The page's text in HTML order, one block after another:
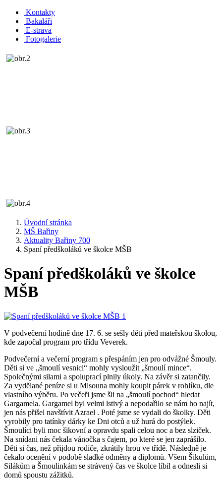
Kontakty
Bakaláři
E-strava
Fotogalerie
Úvodní stránka
MŠ Bařiny
Aktuality Bařiny 700
Spaní předškoláků ve školce MŠB
Spaní předškoláků ve školce
MŠB
V podvečerní hodině dne 17. 6. se sešly děti před mateřskou školou,
kde započal program pro třídu Veverek.
Podvečerní a večerní program s přespáním jen pro odvážné Šmouly.
Děti si ve „šmoulí vesnici“ mohly vysloužit „šmoulí mince“.
Společnými silami a spoluprací plnily úkoly. Na závěr si zatančily.
Za vydělané peníze si u Mlsouna mohly koupit párek v rohlíku, dle
vlastního výběru. Po večeři jsme šli na „šmoulí pochod“ hledat
Gargamela. Gargamel byl velmi lstivý a nepodařilo se nám ho najít,
jen nás přišel navštívit Azrael . Poté jsme se vydali do školky. Děti
vyrobily pro tatínky dárky ke Dni otců a už hurá do postýlek.
Šmoulíci byli moc šikovní a opravdu spali celou noc a bez slziček.
Na snídani nás čekala vánočka s čajem, po které se jen zaprášilo.
Děti si čas, než přijdou rodiče, zkrátily hrou ve třídě. Následně je
čekalo ocenění v podobě sladké odměny a diplomů. Všem Šikulům,
Silákům a Šmoulinkám se strávený čas ve školce líbil a odnesli si
domů spoustu zážitků.